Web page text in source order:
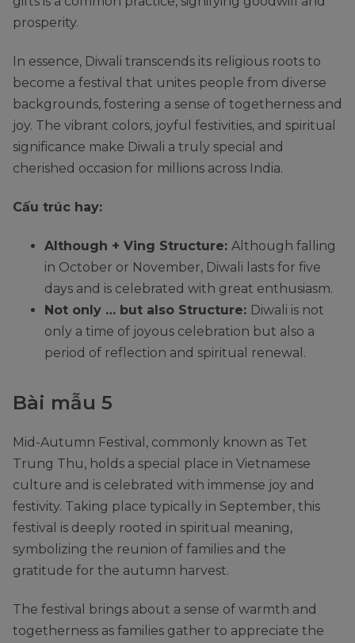
prosperity.
In essence, Diwali transcends its religious roots to
become a festival that unites people from diverse
backgrounds, fostering a sense of togetherness and
joy. The vibrant colors, joyful festivities, and spiritual
significance make Diwali a truly special and
cherished occasion for millions across India.
Cấu trúc hay:
Although + Ving Structure: Although falling
in October or November, Diwali lasts for five
days and is celebrated with great enthusiasm.
Not only … but also Structure: Diwali is not
only a time of joyous celebration but also a
period of reflection and spiritual renewal.
Bài mẫu 5
Mid-Autumn Festival, commonly known as Tet
Trung Thu, holds a special place in Vietnamese
culture and is celebrated with immense joy and
festivity. Taking place typically in September, this
festival is deeply rooted in spiritual meaning,
symbolizing the reunion of families and the
gratitude for the autumn harvest.
The festival brings about a sense of warmth and
togetherness as families gather to appreciate the